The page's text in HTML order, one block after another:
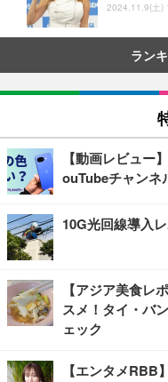
2024.11.9(土)
ラン
【動画レビュー
ouTubeチャンネ
10G光回線導入
【アジア美食レ
スメ！タイ・バ
ェック
【エンタメRBB